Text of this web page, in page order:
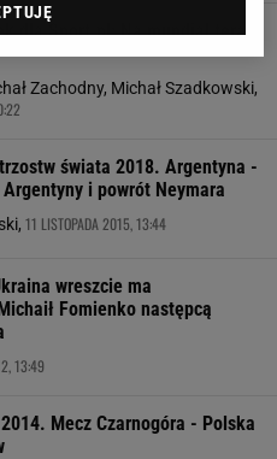
dla Sport.pl: Na mundial teraz
Zachodny, Michał Szadkowski,
świata 2018. Argentyna -
i powrót Neymara
11 LISTOPADA 2015, 13:44
wreszcie ma
Fomienko następcą
13:49
Mecz Czarnogóra - Polska